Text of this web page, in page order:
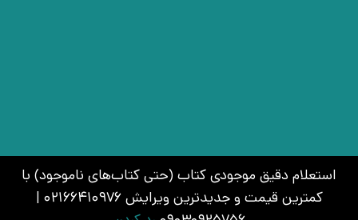
استعلام دقیق موجودی کتاب (حتی کتاب‌های ناموجود) با
کمترین قیمت و جدیدترین ویرایش 02166410976 |